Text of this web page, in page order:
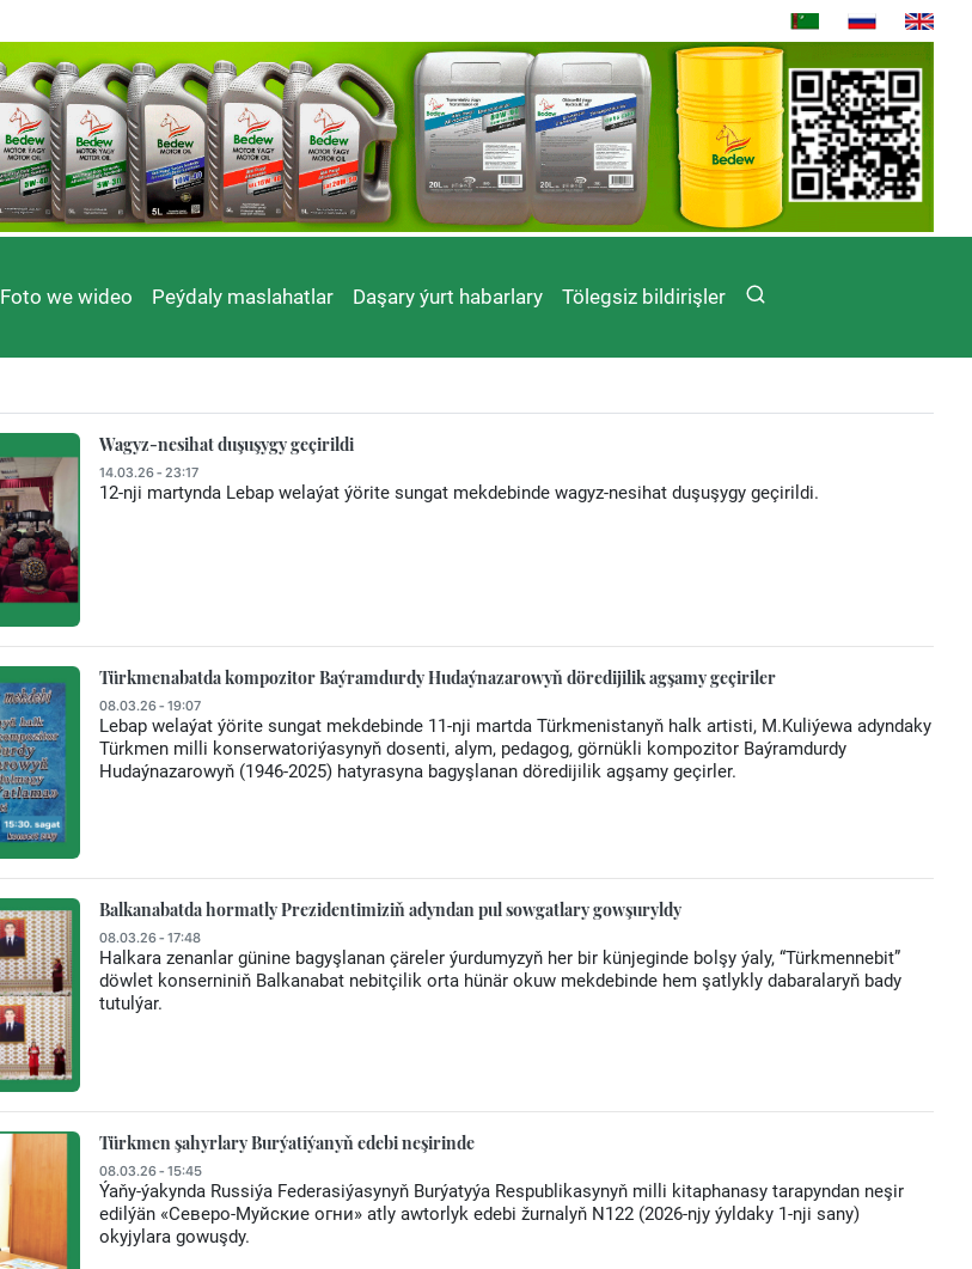
Foto we wideo Peýdaly maslahatlar Daşary ýurt habarlary Tölegsiz bildirişler
Wagyz-nesihat duşuşygy geçirildi
14.03.26 - 23:17
12-nji martynda Lebap welaýat ýörite sungat mekdebinde wagyz-nesihat duşuşygy geçirildi.
Türkmenabatda kompozitor Baýramdurdy Hudaýnazarowyň döredijilik agşamy geçiriler
08.03.26 - 19:07
Lebap welaýat ýörite sungat mekdebinde 11-nji martda Türkmenistanyň halk artisti, M.Kuliýewa adyndaky
Türkmen milli konserwatoriýasynyň dosenti, alym, pedagog, görnükli kompozitor Baýramdurdy
Hudaýnazarowyň (1946-2025) hatyrasyna bagyşlanan döredijilik agşamy geçirler.
Balkanabatda hormatly Prezidentimiziň adyndan pul sowgatlary gowşuryldy
08.03.26 - 17:48
Halkara zenanlar günine bagyşlanan çäreler ýurdumyzyň her bir künjeginde bolşy ýaly, “Türkmennebit”
döwlet konserniniň Balkanabat nebitçilik orta hünär okuw mekdebinde hem şatlykly dabaralaryň bady
tutulýar.
Türkmen şahyrlary Burýatiýanyň edebi neşirinde
08.03.26 - 15:45
Ýaňy-ýakynda Russiýa Federasiýasynyň Burýatyýa Respublikasynyň milli kitaphanasy tarapyndan neşir
edilýän «Северо-Муйские огни» atly awtorlyk edebi žurnalyň N122 (2026-njy ýyldaky 1-nji sany)
okyjylara gowuşdy.